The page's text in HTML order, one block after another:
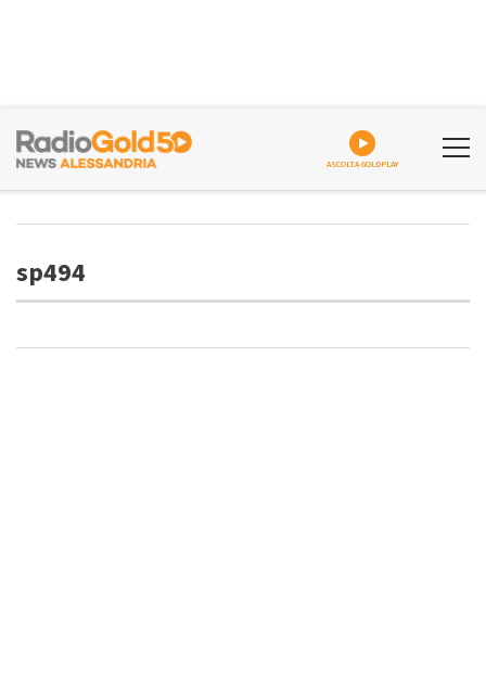
ASCOLTA GOLDPLAY
sp494